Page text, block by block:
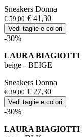
Sneakers Donna
€ 59,00 € 41,30
Vedi taglie e colori
-30%
LAURA BIAGIOTTI
beige - BEIGE
Sneakers Donna
€ 39,00 € 27,30
Vedi taglie e colori
-30%
LAURA BIAGIOTTI